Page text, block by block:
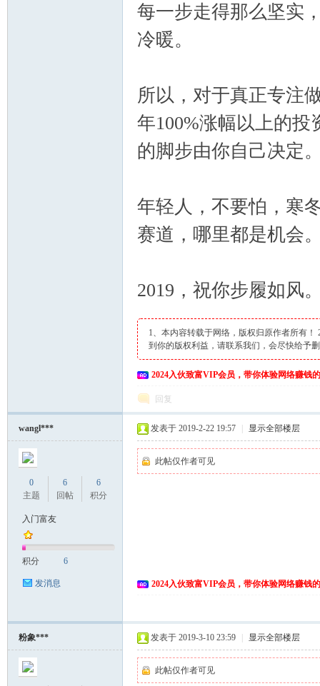
每一步走得那么坚实
冷暖。
所以，对于真正专注
年100%涨幅以上的
的脚步由你自己决定
年轻人，不要怕，寒
赛道，哪里都是机会
2019，祝你步履如风
1、本内容转载于网络，版权归原作者所有
到你的版权利益，请联系我们，会尽快给予
2024入伙致富VIP会员，带你体验网络赚钱
回复
wangl***
0
主题
6
回帖
6
积分
入门富友
积分 6
发消息
发表于 2019-2-22 19:57 显示全部楼层
此帖仅作者可见
2024入伙致富VIP会员，带你体验网络赚钱
粉象*** 发表于 2019-3-10 23:59 显示全部楼层
此帖仅作者可见